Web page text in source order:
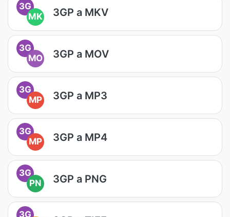
3G
MK
3GP a MKV
3G
MO
3GP a MOV
3G
MP
3GP a MP3
3G
MP
3GP a MP4
3G
PN
3GP a PNG
3G